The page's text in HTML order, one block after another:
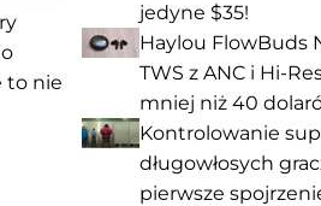
to nie
jedyne $35!
Haylou FlowBuds
TWS z ANC i Hi-
mniej niż 40
Kontrolowanie
długowłosych
pierwsze